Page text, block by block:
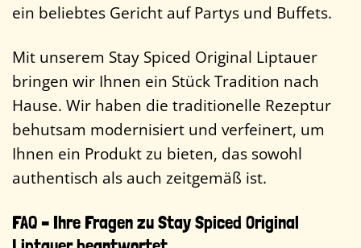
ein beliebtes Gericht auf Partys und Buffets.
Mit unserem Stay Spiced Original Liptauer
bringen wir Ihnen ein Stück Tradition nach
Hause. Wir haben die traditionelle Rezeptur
behutsam modernisiert und verfeinert, um
Ihnen ein Produkt zu bieten, das sowohl
authentisch als auch zeitgemäß ist.
FAQ – Ihre Fragen zu Stay Spiced Original